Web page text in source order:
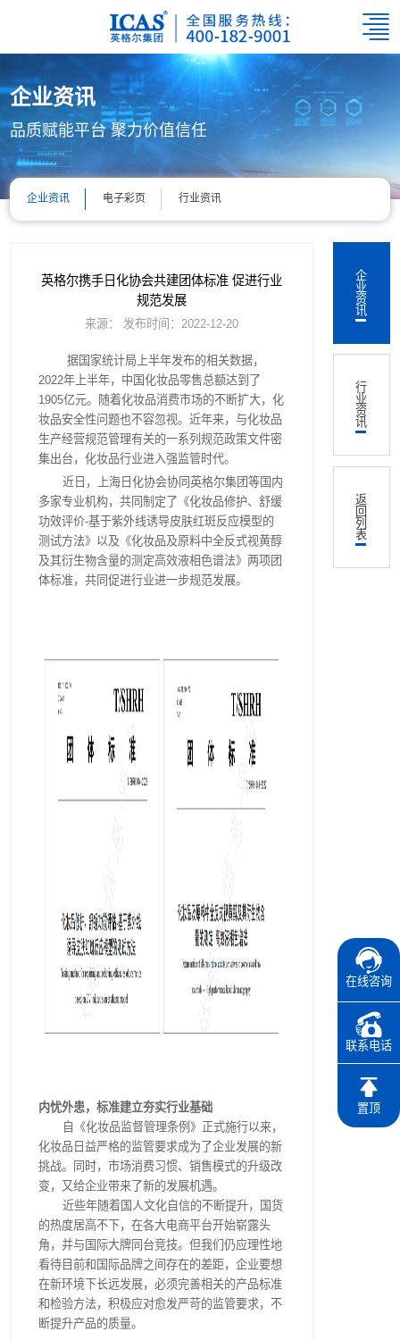
在线咨询
联系电话
置顶
企业资讯
品质赋能平台 聚力价值信任
企业资讯 电子彩页 行业资讯
英格尔携手日化协会共建团体标准 促进行业
规范发展
来源：发布时间：2022-12-20
据国家统计局上半年发布的相关数据，
2022年上半年，中国化妆品零售总额达到了
1905亿元。随着化妆品消费市场的不断扩大，化
妆品安全性问题也不容忽视。近年来，与化妆品
生产经营规范管理有关的一系列规范政策文件密
集出台，化妆品行业进入强监管时代。
近日，上海日化协会协同英格尔集团等国内
多家专业机构，共同制定了《化妆品修护、舒缓
功效评价-基于紫外线诱导皮肤红斑反应模型的
测试方法》以及《化妆品及原料中全反式视黄醇
及其衍生物含量的测定高效液相色谱法》两项团
体标准，共同促进行业进一步规范发展。
内忧外患，标准建立夯实行业基础
自《化妆品监督管理条例》正式施行以来，
化妆品日益严格的监管要求成为了企业发展的新
挑战。同时，市场消费习惯、销售模式的升级改
变，又给企业带来了新的发展机遇。
近些年随着国人文化自信的不断提升，国货
的热度居高不下，在各大电商平台开始崭露头
角，并与国际大牌同台竞技。但我们仍应理性地
看待目前和国际品牌之间存在的差距，企业要想
在新环境下长远发展，必须完善相关的产品标准
和检验方法，积极应对愈发严苛的监管要求，不
断提升产品的质量。
企
业
资
讯
行
业
资
讯
返
回
列
表